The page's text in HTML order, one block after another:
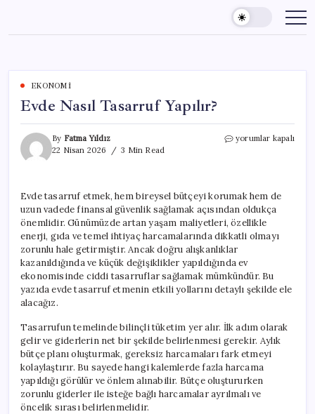
content
EKONOMI
Evde Nasıl Tasarruf Yapılır?
By Fatma Yıldız
22 Nisan 2026
3 Min Read
Evde
yorumlar kapalı
Evde tasarruf etmek, hem bireysel bütçeyi korumak hem de
uzun vadede finansal güvenlik sağlamak açısından oldukça
önemlidir. Günümüzde artan yaşam maliyetleri, özellikle
enerji, gıda ve temel ihtiyaç harcamalarında dikkatli olmayı
zorunlu hale getirmiştir. Ancak doğru alışkanlıklar
kazanıldığında ve küçük değişiklikler yapıldığında ev
ekonomisinde ciddi tasarruflar sağlamak mümkündür. Bu
yazıda evde tasarruf etmenin etkili yollarını detaylı şekilde ele
alacağız.
Tasarrufun temelinde bilinçli tüketim yer alır. İlk adım olarak
gelir ve giderlerin net bir şekilde belirlenmesi gerekir. Aylık
bütçe planı oluşturmak, gereksiz harcamaları fark etmeyi
kolaylaştırır. Bu sayede hangi kalemlerde fazla harcama
yapıldığı görülür ve önlem alınabilir. Bütçe oluştururken
zorunlu giderler ile isteğe bağlı harcamalar ayrılmalı ve
öncelik sırası belirlenmelidir.